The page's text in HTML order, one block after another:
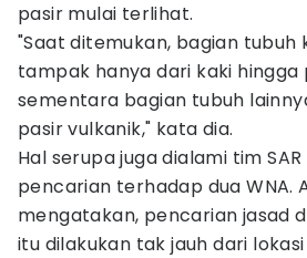
pasir mulai terlihat.
"Saat ditemukan, bagian tubuh
tampak hanya dari kaki hingga
sementara bagian tubuh
pasir vulkanik," kata dia.
Hal serupa juga dialami tim
pencarian terhadap dua WNA.
mengatakan, pencarian jasad
itu dilakukan tak jauh dari